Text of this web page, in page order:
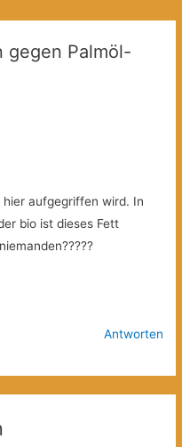
gegen Palmöl-
hier aufgegriffen wird. In
bio ist dieses Fett
Antworten